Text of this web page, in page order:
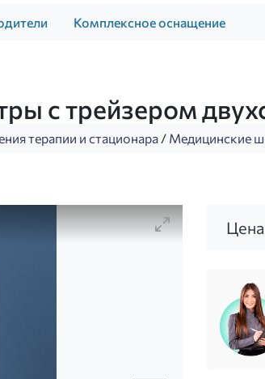
Комплексное оснащение
с трейзером
терапии и стационара / Медицинские